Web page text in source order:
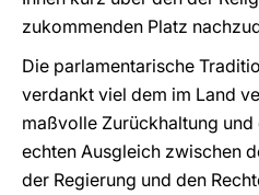
zukommenden Platz
Die parlamentarische
verdankt viel dem im Land
maßvolle Zurückhaltung und
echten Ausgleich zwischen
der Regierung und den